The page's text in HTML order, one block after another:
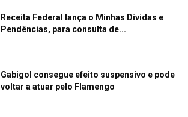
Receita Federal lança o Minhas Dívidas e
Pendências, para consulta de...
Gabigol consegue efeito suspensivo e pode
voltar a atuar pelo Flamengo